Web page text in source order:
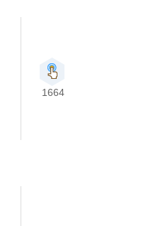
1664